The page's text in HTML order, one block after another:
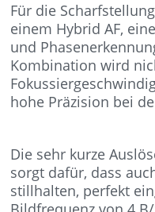
Für die
einem Hybrid AF,
und
Kombination wird
hohe Präzision bei
Die sehr kurze
sorgt dafür, dass
stillhalten, perfekt